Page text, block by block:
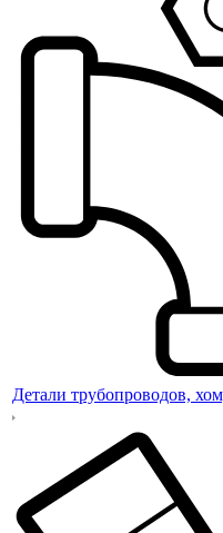
Детали трубопроводов,